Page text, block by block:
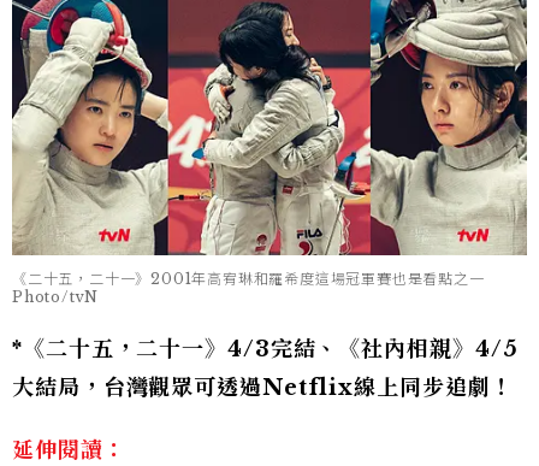
《二十五，二十一》2001年高宥琳和羅希度這場冠軍賽也是看點之一
Photo/tvN
*《二十五，二十一》4/3完結、《社內相親》4/5
大結局，台灣觀眾可透過Netflix線上同步追劇！
延伸閱讀：